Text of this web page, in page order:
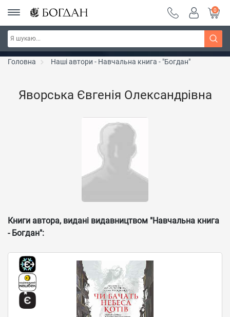
РОЗПРОДАЖ ~ 150 грн ~ 200 грн ~ 250 грн ~
300 грн ~ РОЗПРОДАЖ
Дізнатись більше
0
Головна Наші автори - Навчальна книга - "Богдан"
Яворська Євгенія Олександрівна
Книги автора, видані видавництвом "Навчальна книга
- Богдан":